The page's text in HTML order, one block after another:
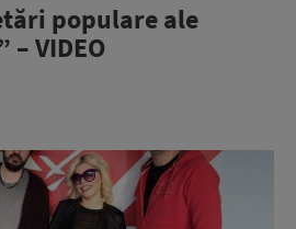
populare ale
– VIDEO